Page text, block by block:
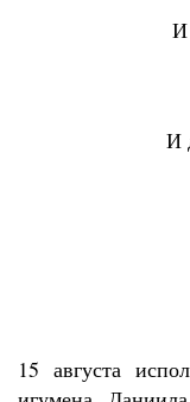
И
И
15 августа